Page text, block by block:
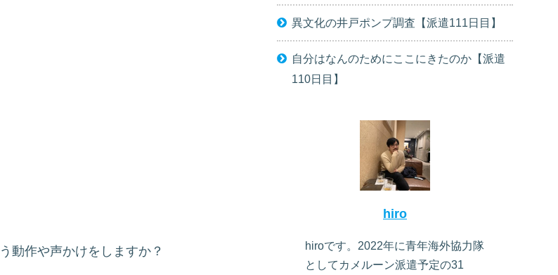
動作や声かけをしますか？
異文化の井戸ポンプ調査【派遣111日目】
自分はなんのためにここにきたのか【派遣
110日目】
hiro
hiroです。2022年に青年海外協力隊
としてカメルーン派遣予定の31